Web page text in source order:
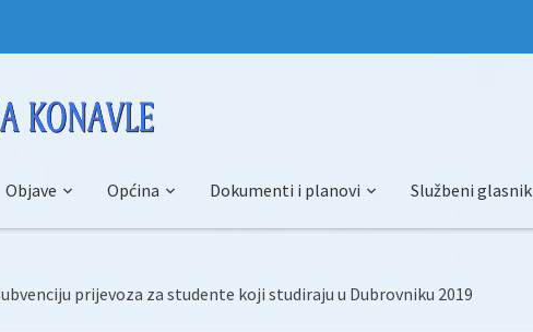
Objave Općina Dokumenti i planovi Službeni glasnik
prijevoza za studente koji studiraju u Dubrovniku 2019